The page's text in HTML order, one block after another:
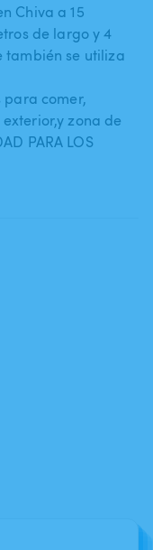
Chiva a 15
de largo y 4
también se utiliza
para comer​,​
zona de
PARA LOS